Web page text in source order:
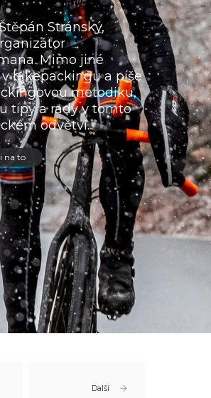
Stránský,
Mimo jiné
bikepackingu a píše
metodiku,
tipy a rady v tomto
odvětví.
na to
Další